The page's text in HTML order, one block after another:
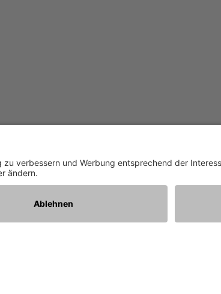
nachhaltige Energielösungen, innovative
bei Probefahrten hautnah zu
Wissen, Austausch und Inspiration. Wir